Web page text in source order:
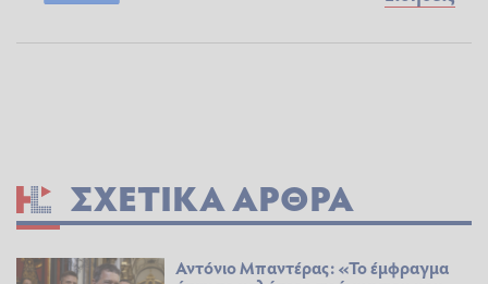
ΣΧΕΤΙΚΆ ΆΡΘΡΑ
Αντόνιο Μπαντέρας: «Το έμφραγμα